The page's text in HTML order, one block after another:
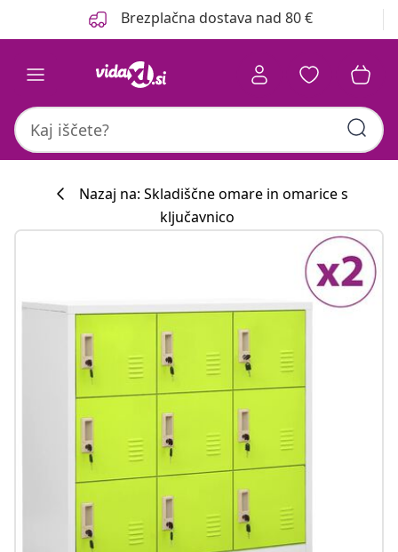
Brezplačna dostava nad 80 €
Nazaj na: Skladiščne omare in omarice s
ključavnico